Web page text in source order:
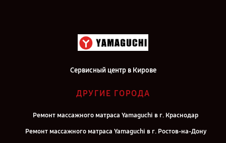
Сервисный центр в Кирове
ДРУГИЕ ГОРОДА
Ремонт массажного матраса Yamaguchi в г. Краснодар
Ремонт массажного матраса Yamaguchi в г. Ростов-на-Дону